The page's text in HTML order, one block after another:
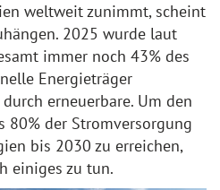
weltweit zunimmt, scheint
2025 wurde laut
immer noch 43% des
Energieträger
erneuerbare. Um den
der Stromversorgung
bis 2030 zu erreichen,
einiges zu tun.